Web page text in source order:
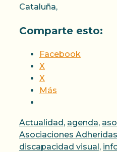
Cataluña,
Comparte esto:
Facebook
X
X
Más
Categorías
Actualidad, agenda,
Asociaciones Adheridas
discapacidad visual,